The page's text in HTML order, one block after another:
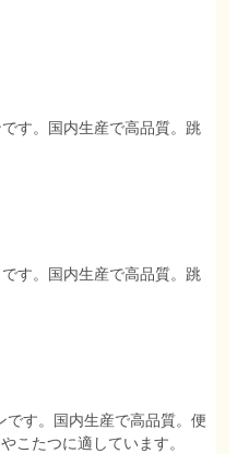
す。国内生産で高品質。跳
す。国内生産で高品質。跳
す。国内生産で高品質。便
こたつに適しています。